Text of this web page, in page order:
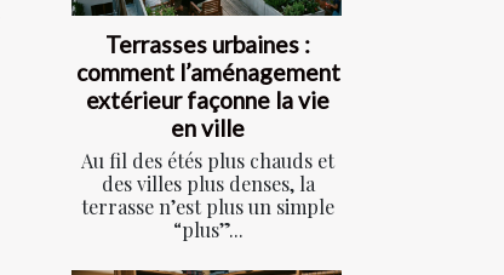
Terrasses urbaines :
comment l’aménagement
extérieur façonne la vie
en ville
Au fil des étés plus chauds et
des villes plus denses, la
terrasse n’est plus un simple
“plus”...